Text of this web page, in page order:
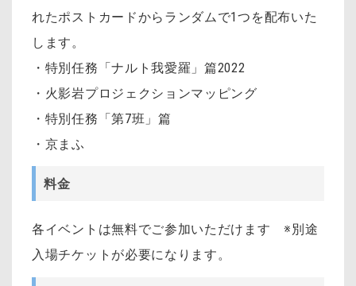
れたポストカードからランダムで1つを配布いた
します。
・特別任務「ナルト我愛羅」篇2022
・火影岩プロジェクションマッピング
・特別任務「第7班」篇
・京まふ
料金
各イベントは無料でご参加いただけます ※別途
入場チケットが必要になります。